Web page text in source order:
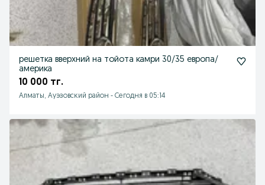
решетка вверхний на тойота камри 30/35 европа/
америка
10 000 тг.
Алматы, Ауэзовский район - Сегодня в 05:14